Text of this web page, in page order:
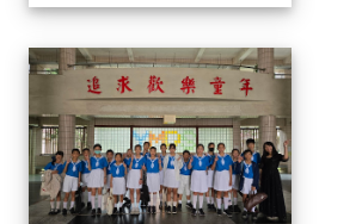
113學生